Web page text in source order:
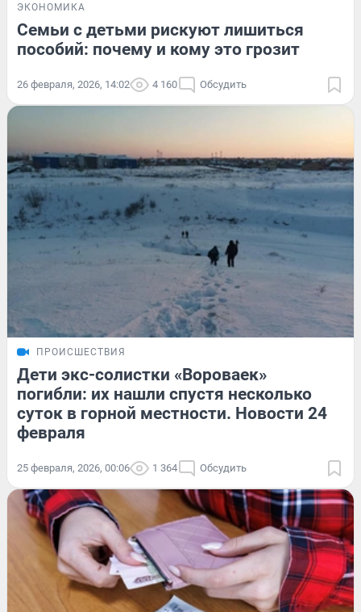
ЭКОНОМИКА
Семьи с детьми рискуют лишиться
пособий: почему и кому это грозит
26 февраля, 2026, 14:02 4 160 Обсудить
ПРОИСШЕСТВИЯ
Дети экс-солистки «Вороваек»
погибли: их нашли спустя несколько
суток в горной местности. Новости 24
февраля
25 февраля, 2026, 00:06 1 364 Обсудить